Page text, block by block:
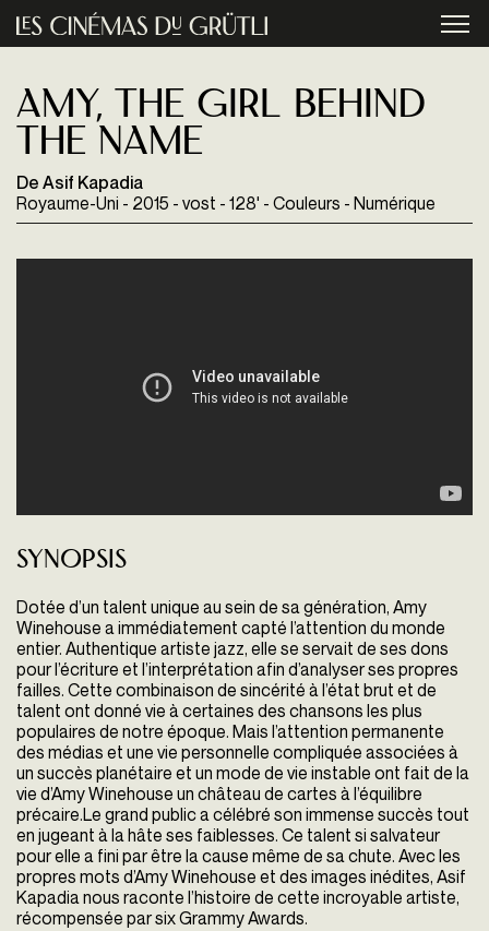
Aller au contenu principal
AMY, THE GIRL BEHIND
THE NAME
De Asif Kapadia
Royaume-Uni - 2015 - vost - 128' - Couleurs - Numérique
Synopsis
Dotée d’un talent unique au sein de sa génération, Amy
Winehouse a immédiatement capté l’attention du monde
entier. Authentique artiste jazz, elle se servait de ses dons
pour l’écriture et l’interprétation afin d’analyser ses propres
failles. Cette combinaison de sincérité à l’état brut et de
talent ont donné vie à certaines des chansons les plus
populaires de notre époque. Mais l’attention permanente
des médias et une vie personnelle compliquée associées à
un succès planétaire et un mode de vie instable ont fait de la
vie d’Amy Winehouse un château de cartes à l’équilibre
précaire.Le grand public a célébré son immense succès tout
en jugeant à la hâte ses faiblesses. Ce talent si salvateur
pour elle a fini par être la cause même de sa chute. Avec les
propres mots d’Amy Winehouse et des images inédites, Asif
Kapadia nous raconte l’histoire de cette incroyable artiste,
récompensée par six Grammy Awards.